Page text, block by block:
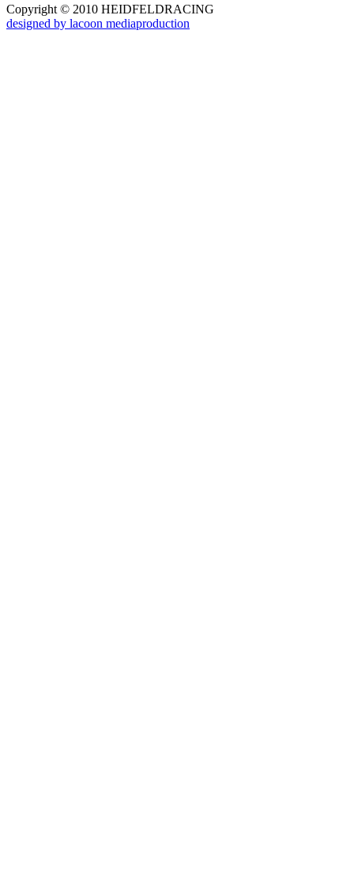
Copyright © 2010 HEIDFELDRACING
designed by lacoon mediaproduction